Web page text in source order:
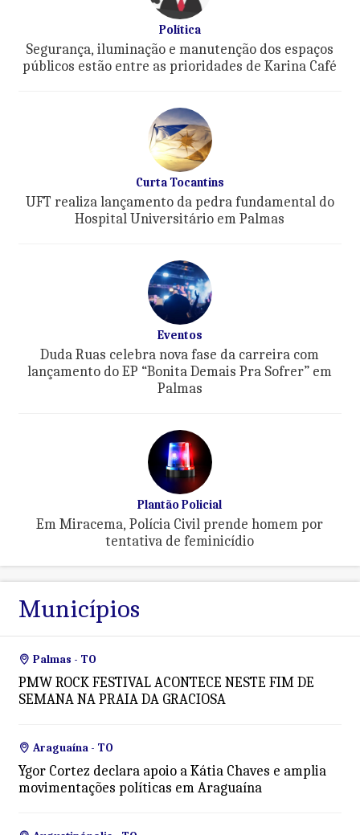
Política
Segurança, iluminação e manutenção dos espaços
públicos estão entre as prioridades de Karina Café
Curta Tocantins
UFT realiza lançamento da pedra fundamental do
Hospital Universitário em Palmas
Eventos
Duda Ruas celebra nova fase da carreira com
lançamento do EP “Bonita Demais Pra Sofrer” em
Palmas
Plantão Policial
Em Miracema, Polícia Civil prende homem por
tentativa de feminicídio
Municípios
Palmas - TO
PMW ROCK FESTIVAL ACONTECE NESTE FIM DE
SEMANA NA PRAIA DA GRACIOSA
Araguaína - TO
Ygor Cortez declara apoio a Kátia Chaves e amplia
movimentações políticas em Araguaína